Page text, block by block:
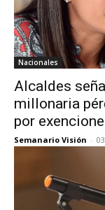
Nacionales
Alcaldes
millonaria
por
Semanario Visión -